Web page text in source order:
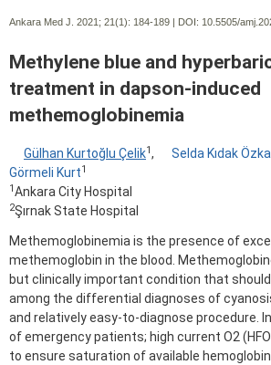
Ankara Med J. 2021; 21(1): 184-189 | DOI: 10.5505/
Methylene blue and
treatment in dapson-induced
methemoglobinemia
Gülhan Kurtoğlu Çelik1, Selda Kıdak
Görmeli Kurt1
1Ankara City Hospital
2Şırnak State Hospital
Methemoglobinemia is the presence of
methemoglobin in the blood.
but clinically important condition that
among the differential diagnoses of
and relatively easy-to-diagnose procedure.
of emergency patients; high current O2
to ensure saturation of available